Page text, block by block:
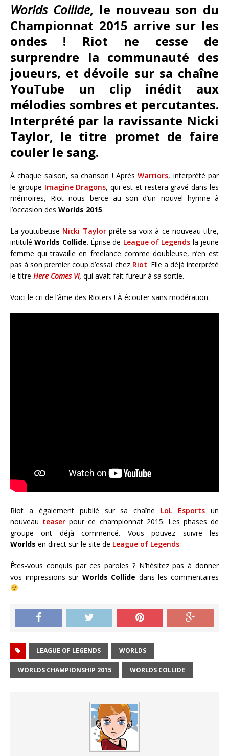
Worlds Collide, le nouveau son du
Championnat 2015 arrive sur les
ondes ! Riot ne cesse de
surprendre la communauté des
joueurs, et dévoile sur sa chaîne
YouTube un clip inédit aux
mélodies sombres et percutantes.
Interprété par la ravissante Nicki
Taylor, le titre promet de faire
couler le sang.
À chaque saison, sa chanson ! AprèsWarriors, interprété par
le groupe Imagine Dragons, qui est et restera gravé dans les
mémoires, Riot nous berce au son d’un nouvel hymne à
l’occasion des Worlds 2015.
La youtubeuse Nicki Taylorprête sa voix à ce nouveau titre,
intituléWorlds Collide. Éprise de League of Legends la jeune
femme qui travaille en freelance comme doubleuse, n’en est
pas à son premier coup d’essai chez Riot. Elle a déjà interprété
le titre Here Comes Vi, qui avait fait fureur à sa sortie.
Voici le cri de l’âme des Rioters ! À écouter sans modération.
Riot a également publié sur sa chaîne LoL Esports un
nouveau teaser pour ce championnat 2015. Les phases de
groupe ont déjà commencé. Vous pouvez suivre les
Worlds en direct sur le site de League of Legends.
Êtes-vous conquis par ces paroles ? N’hésitez pas à donner
vos impressions sur Worlds Collide dans les commentaires
LEAGUE OF LEGENDS WORLDS
WORLDS CHAMPIONSHIP 2015 WORLDS COLLIDE